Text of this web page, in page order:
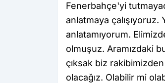
Fenerbahçe'yi
anlatmaya çalışıyoruz.
anlatamıyorum.
olmuşuz. Aramızdaki
çıksak biz
olacağız. Olabilir mi